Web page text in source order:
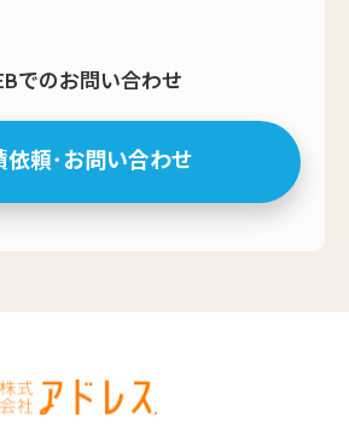
でのお問い合わせ
依頼･お問い合わせ